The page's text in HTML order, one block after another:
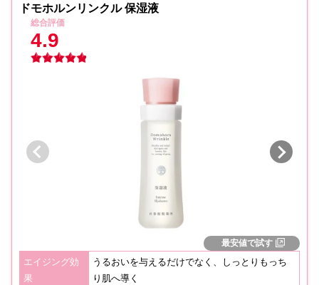
ドモホルンリンクル 保湿液
総合評価
4.9
最安値で試す
エイジング効
果
うるおいを与えるだけでなく、しっとりもっち
り肌へ導く